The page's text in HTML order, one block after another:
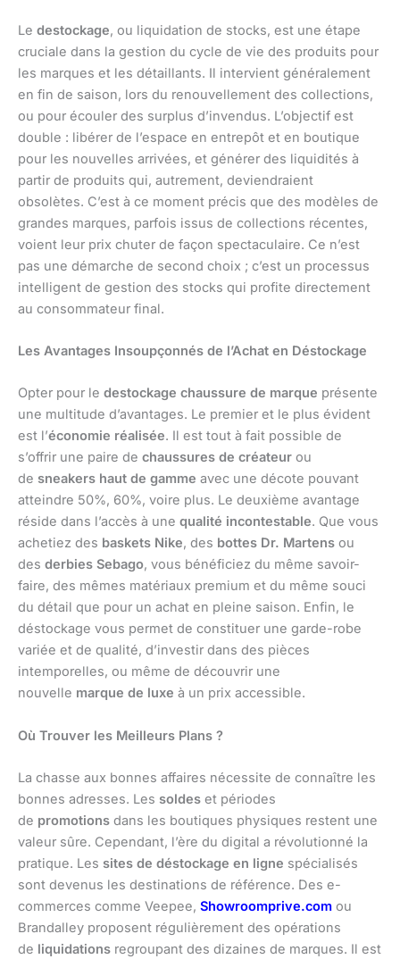
Le destockage, ou liquidation de stocks, est une étape
cruciale dans la gestion du cycle de vie des produits pour
les marques et les détaillants. Il intervient généralement
en fin de saison, lors du renouvellement des collections,
ou pour écouler des surplus d’invendus. L’objectif est
double : libérer de l’espace en entrepôt et en boutique
pour les nouvelles arrivées, et générer des liquidités à
partir de produits qui, autrement, deviendraient
obsolètes. C’est à ce moment précis que des modèles de
grandes marques, parfois issus de collections récentes,
voient leur prix chuter de façon spectaculaire. Ce n’est
pas une démarche de second choix ; c’est un processus
intelligent de gestion des stocks qui profite directement
au consommateur final.
Les Avantages Insoupçonnés de l’Achat en Déstockage
Opter pour le destockage chaussure de marque présente
une multitude d’avantages. Le premier et le plus évident
est l’économie réalisée. Il est tout à fait possible de
s’offrir une paire de chaussures de créateur ou
de sneakers haut de gamme avec une décote pouvant
atteindre 50%, 60%, voire plus. Le deuxième avantage
réside dans l’accès à une qualité incontestable. Que vous
achetiez des baskets Nike, des bottes Dr. Martens ou
des derbies Sebago, vous bénéficiez du même savoir-
faire, des mêmes matériaux premium et du même souci
du détail que pour un achat en pleine saison. Enfin, le
déstockage vous permet de constituer une garde-robe
variée et de qualité, d’investir dans des pièces
intemporelles, ou même de découvrir une
nouvelle marque de luxe à un prix accessible.
Où Trouver les Meilleurs Plans ?
La chasse aux bonnes affaires nécessite de connaître les
bonnes adresses. Les soldes et périodes
de promotions dans les boutiques physiques restent une
valeur sûre. Cependant, l’ère du digital a révolutionné la
pratique. Les sites de déstockage en ligne spécialisés
sont devenus les destinations de référence. Des e-
commerces comme Veepee, Showroomprive.com ou
Brandalley proposent régulièrement des opérations
de liquidations regroupant des dizaines de marques. Il est